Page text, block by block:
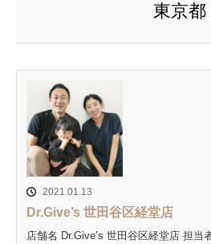
東京都
2021.01.13
Dr.Give’s 世田谷区経堂店
店舗名 Dr.Give’s 世田谷区経堂店 担当